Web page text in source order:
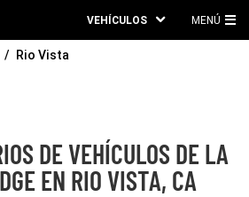
VEHÍCULOS MENÚ
Rio Vista
DE VEHÍCULOS DE LA
EN RIO VISTA, CA